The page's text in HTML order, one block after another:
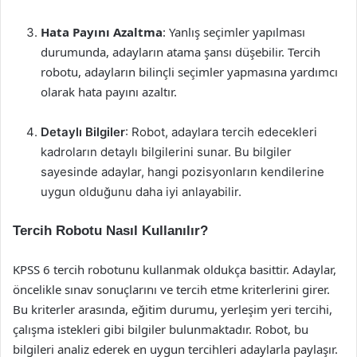
Hata Payını Azaltma: Yanlış seçimler yapılması
durumunda, adayların atama şansı düşebilir. Tercih
robotu, adayların bilinçli seçimler yapmasına yardımcı
olarak hata payını azaltır.
Detaylı Bilgiler: Robot, adaylara tercih edecekleri
kadroların detaylı bilgilerini sunar. Bu bilgiler
sayesinde adaylar, hangi pozisyonların kendilerine
uygun olduğunu daha iyi anlayabilir.
Tercih Robotu Nasıl Kullanılır?
KPSS 6 tercih robotunu kullanmak oldukça basittir. Adaylar,
öncelikle sınav sonuçlarını ve tercih etme kriterlerini girer.
Bu kriterler arasında, eğitim durumu, yerleşim yeri tercihi,
çalışma istekleri gibi bilgiler bulunmaktadır. Robot, bu
bilgileri analiz ederek en uygun tercihleri adaylarla paylaşır.